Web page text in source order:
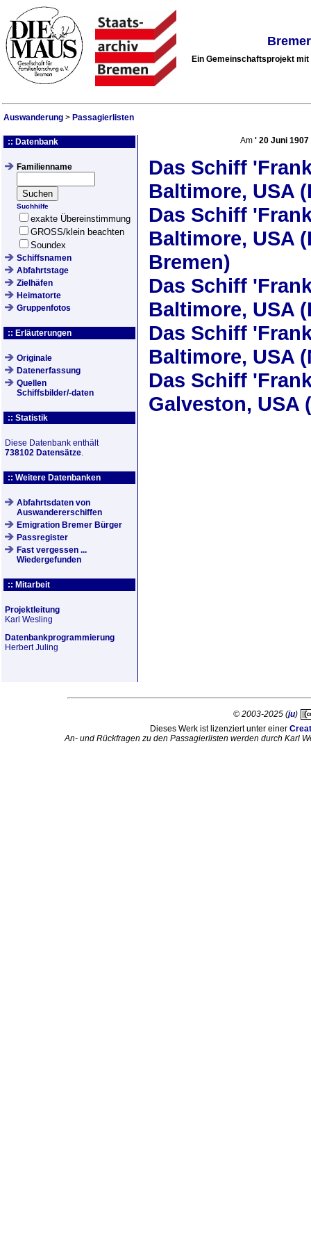
Ein Gemeinschaftsprojekt
Auswanderung > Passagierlisten
:: Datenbank
Familienname
Suchhilfe
exakte Übereinstimmung
GROSS/klein beachten
Soundex
Schiffsnamen
Abfahrtstage
Zielhäfen
Heimatorte
Gruppenfotos
:: Erläuterungen
Originale
Datenerfassung
Quellen
Schiffsbilder/-daten
:: Statistik
Diese Datenbank enthält
738102 Datensätze.
:: Weitere Datenbanken
Abfahrtsdaten von
Auswandererschiffen
Emigration Bremer Bürger
Passregister
Fast vergessen ...
Wiedergefunden
:: Mitarbeit
Projektleitung
Karl Wesling
Datenbankprogrammierung
Herbert Juling
Am ' 20 Juni 1907
Das Schiff
Baltimore, USA
Das Schiff
Baltimore, USA
Bremen)
Das Schiff
Baltimore, USA
Das Schiff
Baltimore, USA
Das Schiff
Galveston, USA
© 2003-2025 (ju)
Dieses Werk ist lizenziert unter einer
An- und Rückfragen zu den Passagierlisten werden durch Karl